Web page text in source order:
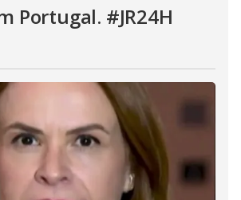
Portugal. #JR24H